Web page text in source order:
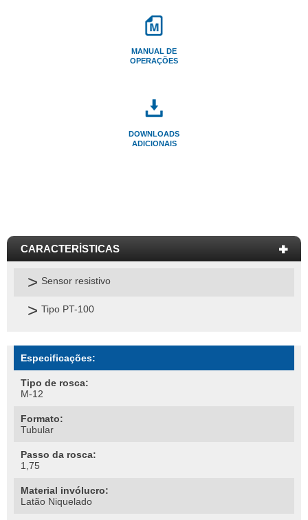
MANUAL DE
OPERAÇÕES
DOWNLOADS
ADICIONAIS
Sensor resistivo
Tipo PT-100
Especificações:
Tipo de rosca:
M-12
Formato:
Tubular
Passo da rosca:
1,75
Material invólucro:
Latão Niquelado